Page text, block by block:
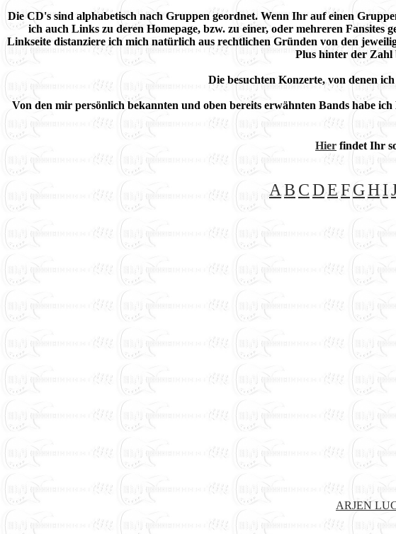
Die CD's sind alphabetisch nach Gruppen geordnet. Wenn Ihr auf einen
ich auch Links zu deren Homepage, bzw. zu einer, oder mehreren
Linkseite distanziere ich mich natürlich aus rechtlichen Gründen von den
Plus hinter der Zahl
Die besuchten Konzerte, von denen
Von den mir persönlich bekannten und oben bereits erwähnten Bands habe
Hier findet Ihr
A B CDEFGHI
ARJEN